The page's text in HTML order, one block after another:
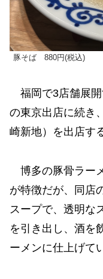
豚そば 880円(税込)
福岡で3店舗展開
の東京出店に続き
崎新地）を出店す
博多の豚骨ラー
が特徴だが、同店
スープで、透明な
を引き出し、酒を
ーメンに仕上げて